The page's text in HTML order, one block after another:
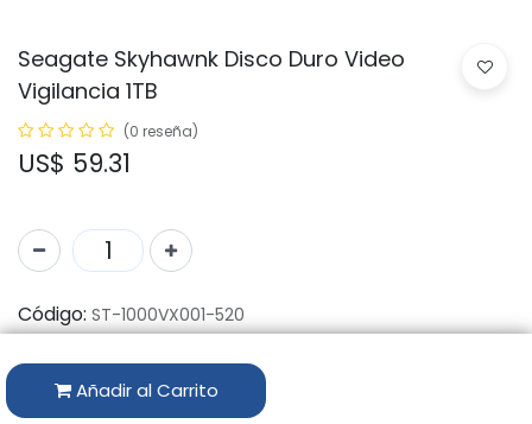
Seagate Skyhawnk Disco Duro Video
Vigilancia 1TB
(0 reseña)
US$ 59.31
Añadir al Carrito
Código: ST-1000VX001-520
Marca:HIKVISION
Disponibilidad por Almacén